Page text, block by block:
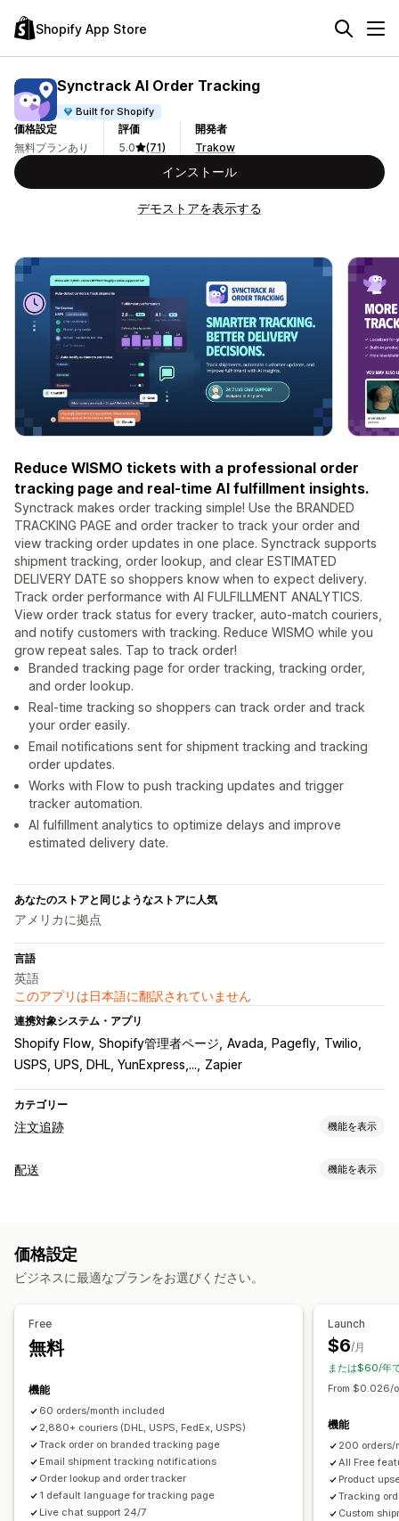
Shopify App Store
Synctrack AI Order Tracking
Built for Shopify
価格設定
無料プランあり
評価
5.0
(71)
開発者
Trakow
インストール
デモストアを表示する
Reduce WISMO tickets with a professional order
tracking page and real-time AI fulfillment insights.
Synctrack makes order tracking simple! Use the BRANDED
TRACKING PAGE and order tracker to track your order and
view tracking order updates in one place. Synctrack supports
shipment tracking, order lookup, and clear ESTIMATED
DELIVERY DATE so shoppers know when to expect delivery.
Track order performance with AI FULFILLMENT ANALYTICS.
View order track status for every tracker, auto-match couriers,
and notify customers with tracking. Reduce WISMO while you
grow repeat sales. Tap to track order!
Branded tracking page for order tracking, tracking order,
and order lookup.
Real-time tracking so shoppers can track order and track
your order easily.
Email notifications sent for shipment tracking and tracking
order updates.
Works with Flow to push tracking updates and trigger
tracker automation.
AI fulfillment analytics to optimize delays and improve
estimated delivery date.
あなたのストアと同じようなストアに人気
アメリカに拠点
言語
英語
このアプリは日本語に翻訳されていません
連携対象システム・アプリ
Shopify Flow Shopify管理者ページ Avada Pagefly Twilio
USPS, UPS, DHL, YunExpress,...
Zapier
カテゴリー
注文追跡 機能を表示
追跡
配送業者のマスキング
メール
オートメーション
配送 機能を表示
配送品の管理
価格設定
ビジネスに最適なプランをお選びください。
Free
無料
機能
60 orders/month included
2,880+ couriers (DHL, USPS, FedEx, USPS)
Track order on branded tracking page
Email shipment tracking notifications
Order lookup and order tracker
1 default language for tracking page
Live chat support 24/7
Launch
$6/月
または$60/年
From $0.026/
機能
200 orders/
All Free
Product
Tracking
Custom